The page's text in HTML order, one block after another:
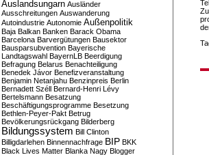
Auslandsungarn Ausländer
Ausschreitungen Auswanderung
Autoindustrie Autonomie Außenpolitik
Baja Balkan Banken Barack Obama
Barcelona Barvergütungen Bausektor
Bausparsubvention Bayerische
Landtagswahl BayernLB Beerdigung
Befragung Belarus Benachteiligung
Benedek Jávor Benefizveranstaltung
Benjamin Netanjahu Benzinpreis Berlin
Bernadett Széll Bernard-Henri Lévy
Bertelsmann Besatzung
Beschäftigungsprogramme Besetzung
Bethlen-Peyer-Pakt Betrug
Bevölkerungsrückgang Bilderberg
Bildungssystem Bill Clinton
Billigdarlehen Binnennachfrage BIP BKK
Black Lives Matter Blanka Nagy Blogger